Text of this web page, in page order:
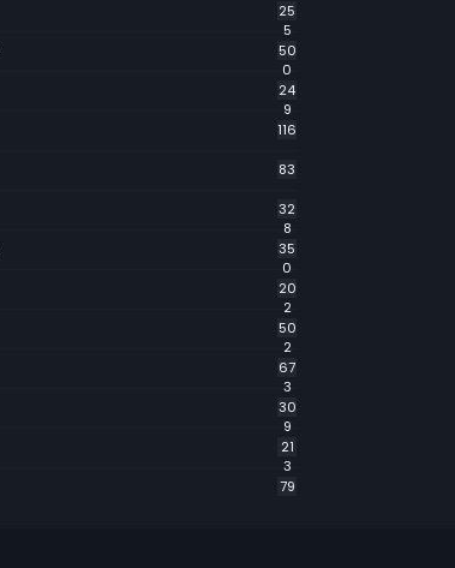
25
5
50
0
24
9
116
83
32
8
35
0
20
2
50
2
67
3
30
9
21
3
79